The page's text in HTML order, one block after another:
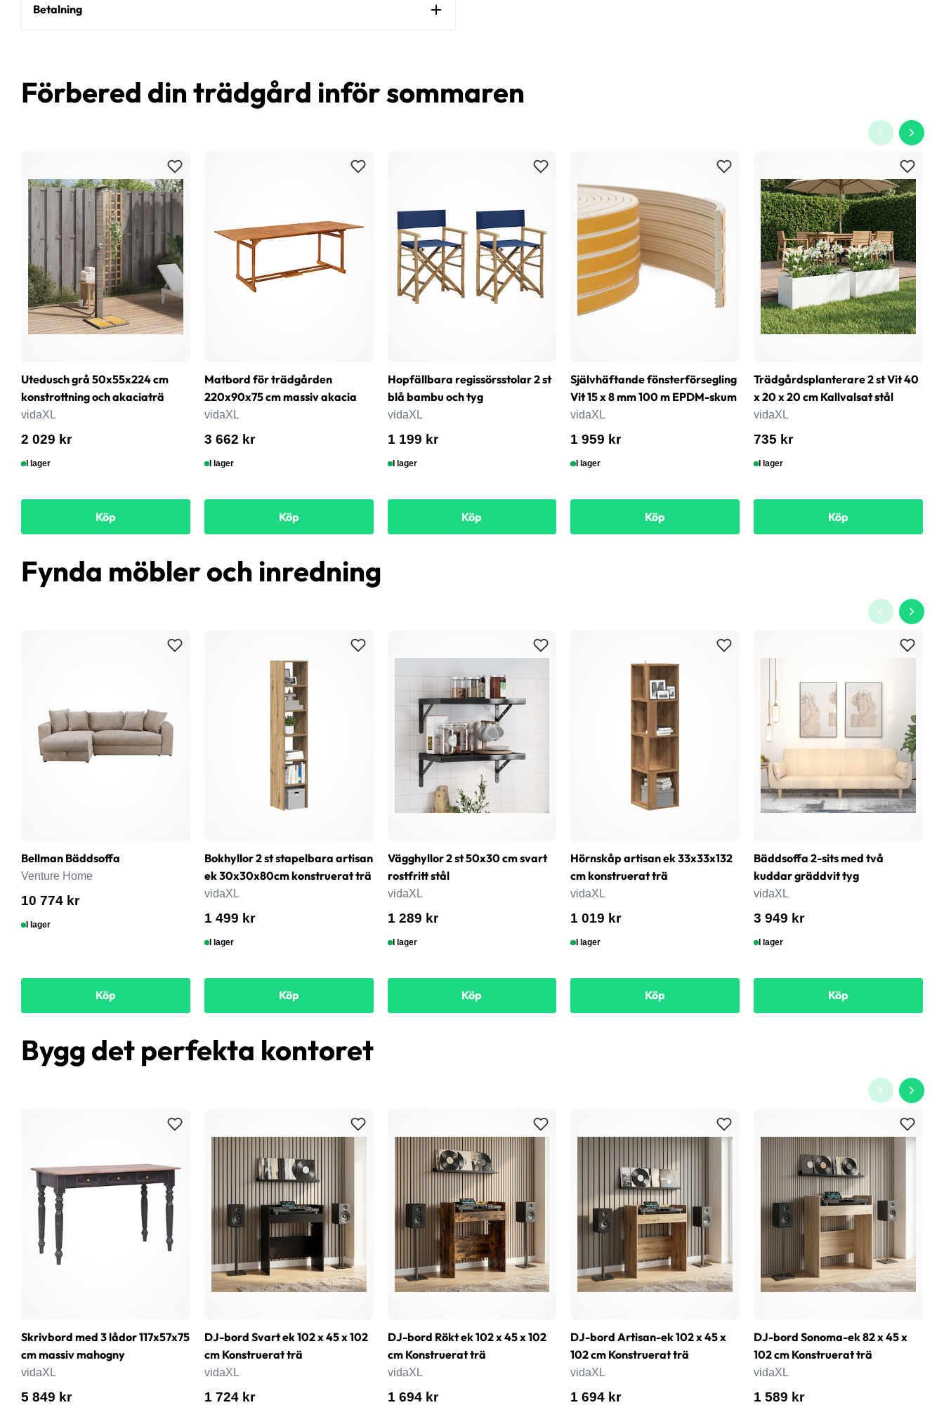
Betalning
Förbered din trädgård inför sommaren
Utedusch grå 50x55x224 cm
konstrottning och akaciaträ
vidaXL
2 029 kr
I lager
Köp
Matbord för trädgården
220x90x75 cm massiv akacia
vidaXL
3 662 kr
I lager
Köp
Hopfällbara regissörsstolar 2 st
blå bambu och tyg
vidaXL
1 199 kr
I lager
Köp
Självhäftande fönsterförsegling
Vit 15 x 8 mm 100 m EPDM-skum
vidaXL
1 959 kr
I lager
Köp
Trädgårdsplanterare 2 st Vit 40
x 20 x 20 cm Kallvalsat stål
vidaXL
735 kr
I lager
Köp
Fynda möbler och inredning
Bellman Bäddsoffa
Venture Home
10 774 kr
I lager
Köp
Bokhyllor 2 st stapelbara artisan
ek 30x30x80cm konstruerat trä
vidaXL
1 499 kr
I lager
Köp
Vägghyllor 2 st 50x30 cm svart
rostfritt stål
vidaXL
1 289 kr
I lager
Köp
Hörnskåp artisan ek 33x33x132
cm konstruerat trä
vidaXL
1 019 kr
I lager
Köp
Bäddsoffa 2-sits med två
kuddar gräddvit tyg
vidaXL
3 949 kr
I lager
Köp
Bygg det perfekta kontoret
Skrivbord med 3 lådor 117x57x75
cm massiv mahogny
vidaXL
5 849 kr
DJ-bord Svart ek 102 x 45 x 102
cm Konstruerat trä
vidaXL
1 724 kr
DJ-bord Rökt ek 102 x 45 x 102
cm Konstruerat trä
vidaXL
1 694 kr
DJ-bord Artisan-ek 102 x 45 x
102 cm Konstruerat trä
vidaXL
1 694 kr
DJ-bord Sonoma-ek 82 x 45 x
102 cm Konstruerat trä
vidaXL
1 589 kr